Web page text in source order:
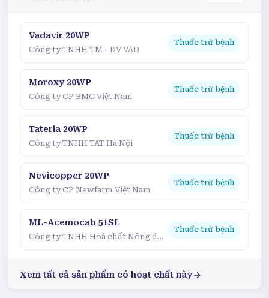
Vadavir 20WP
Công ty TNHH TM - DV VAD
Thuốc trừ bệnh
Moroxy 20WP
Công ty CP BMC Việt Nam
Thuốc trừ bệnh
Tateria 20WP
Công ty TNHH TAT Hà Nội
Thuốc trừ bệnh
Nevicopper 20WP
Công ty CP Newfarm Việt Nam
Thuốc trừ bệnh
ML-Acemocab 51SL
Công ty TNHH Hoá chất Nông dược Minh Linh
Thuốc trừ bệnh
Xem tất cả sản phẩm có hoạt chất này